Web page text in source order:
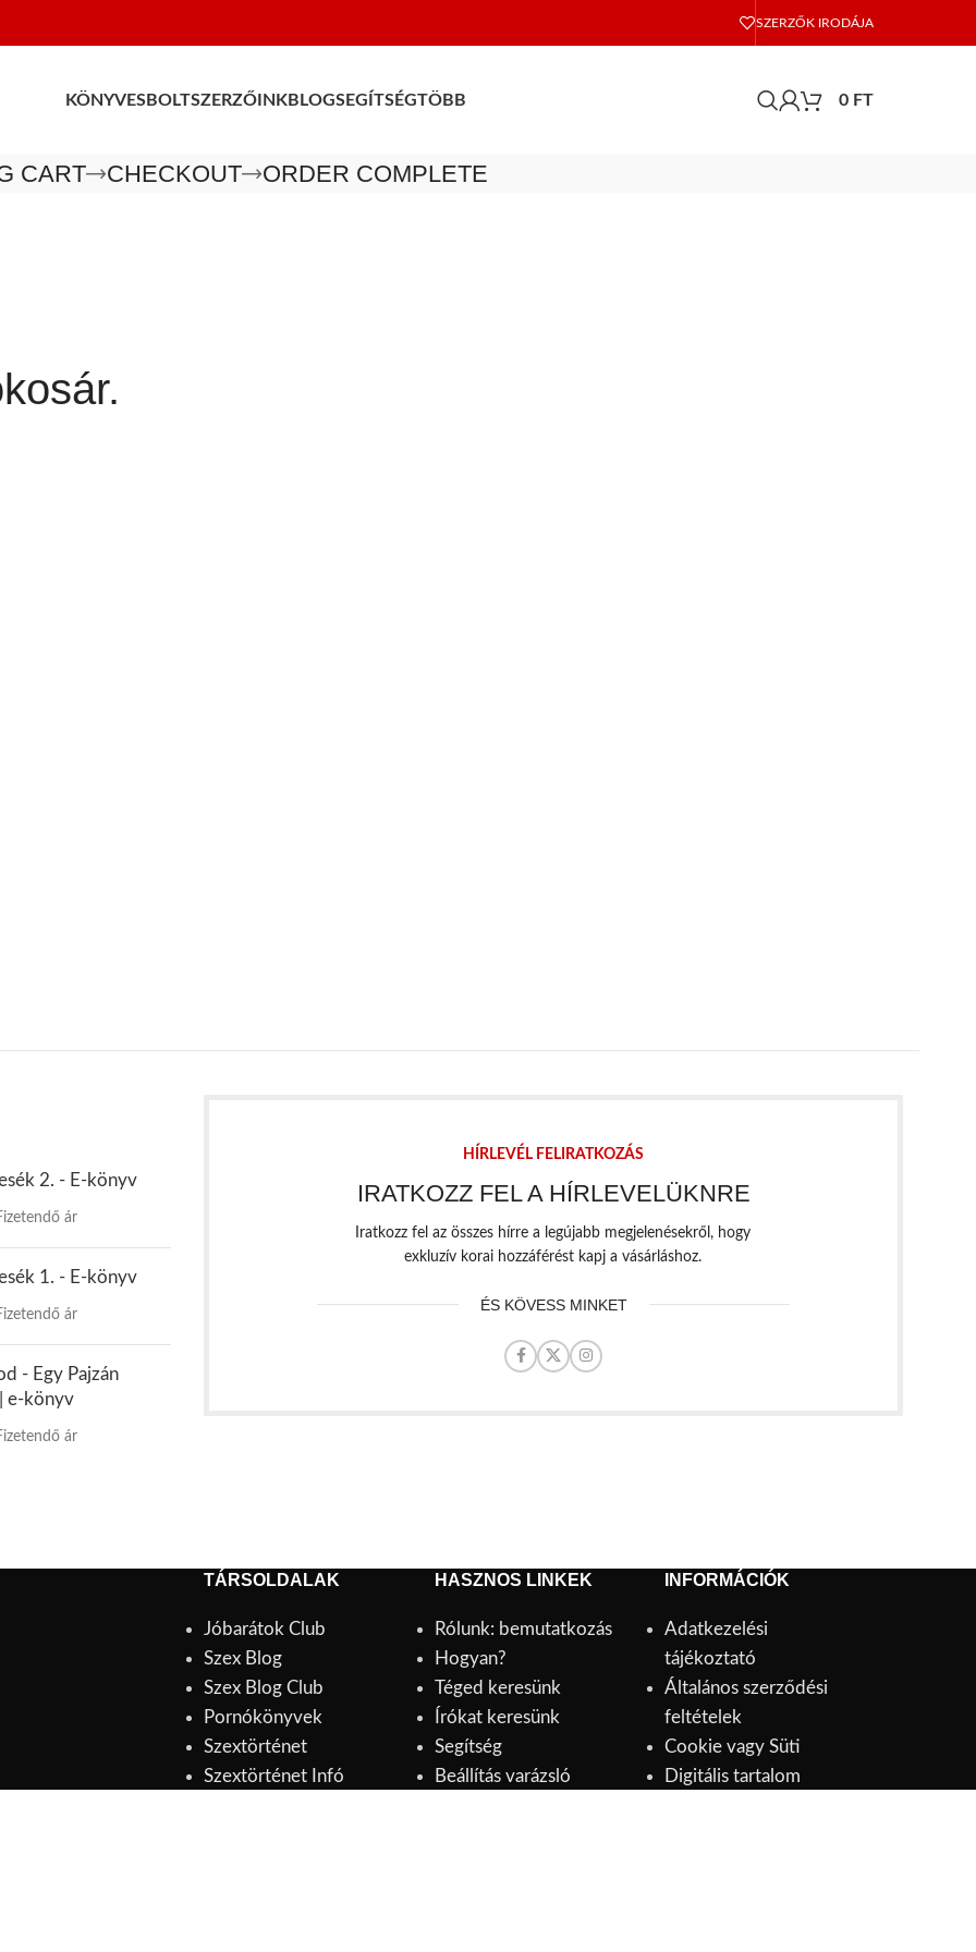
SZERZŐK IRODÁJA
KÖNYVESBOLTSZERZŐINKBLOGSEGÍTSÉGTÖBB 0 FT
CART CHECKOUT ORDER COMPLETE
2. - E-könyv
ár
1. - E-könyv
ár
- Egy Pajzán
e-könyv
ár
HÍRLEVÉL FELIRATKOZÁS
IRATKOZZ FEL A HÍRLEVELÜKNRE
Iratkozz fel az összes hírre a legújabb megjelenésekről, hogy
exkluzív korai hozzáférést kapj a vásárláshoz.
ÉS KÖVESS MINKET
TÁRSOLDALAK
Jóbarátok Club
Szex Blog
Szex Blog Club
Pornókönyvek
Szextörténet
Szextörténet Infó
HASZNOS LINKEK
Rólunk: bemutatkozás
Hogyan?
Téged keresünk
Írókat keresünk
Segítség
Beállítás varázsló
INFORMÁCIÓK
Adatkezelési
tájékoztató
Általános szerződési
feltételek
Cookie vagy Süti
Digitális tartalom